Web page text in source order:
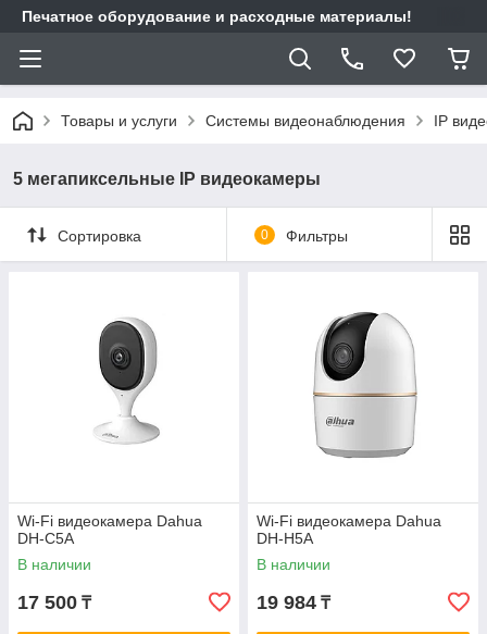
Печатное оборудование и расходные материалы!
Товары и услуги Системы видеонаблюдения IP
5 мегапиксельные IP видеокамеры
Сортировка 0 Фильтры
Wi-Fi видеокамера Dahua
DH-C5A
В наличии
17 500 ₸
Wi-Fi видеокамера Dahua
DH-H5A
В наличии
19 984 ₸